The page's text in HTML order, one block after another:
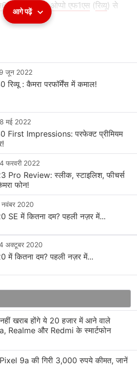
(रिव्यू ) औरओप्पो एफ1एस (रिव्यू) से
मैक्स (रिव्यू) को लॉन्च किया गया था।
और बैटरी लाइफ के लिहाज से अच्छा
कैमरे, अटपटे यूज़र इंटरफेस और कीमत ने
कि वीवो वी5 के जरिए वीवो ने इस
के कई लोकप्रिय फोन का मिश्रण नज़र
पर आईफोन 6 का प्रभाव साफ दिखता
पर वनप्लस 3 या किसी ओप्पो फोन की
वी5 के पक्ष में जाता है। हम इससे निराश
है। डिस्प्ले पर कॉर्निंग गोरिल्ला ग्लास की
भी पसंद आया कि फोन स्लिम होने के साथ
आगे पढ़ें
जून 2022
रिव्‍यू : कैमरा परफॉर्मेंस में कमाल!
मई 2022
First Impressions: परफेक्ट प्रीमियम
फरवरी 2022
Pro Review: स्लीक, स्टाइलिश, फीचर्स
फोन!
नवंबर 2020
SE में कितना दम? पहली नज़र में...
अक्टूबर 2020
में कितना दम? पहली नज़र में...
नहीं खराब होंगे ये 20 हजार में आने वाले
Realme और Redmi के स्मार्टफोन
9a की गिरी 3,000 रुपये कीमत, जानें